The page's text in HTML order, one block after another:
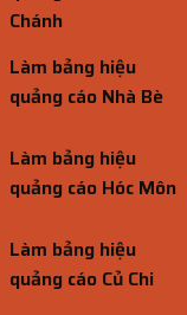
Chánh
Làm bảng hiệu
quảng cáo Nhà Bè
Làm bảng hiệu
quảng cáo Hóc Môn
Làm bảng hiệu
quảng cáo Củ Chi